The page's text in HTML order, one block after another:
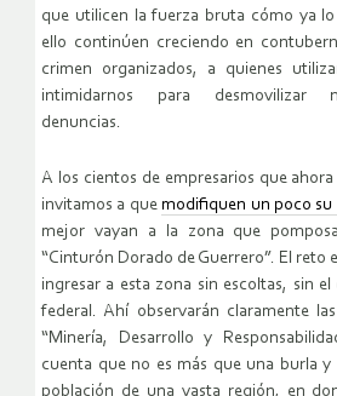
que utilicen la fuerza bruta cómo ya
ello continúen creciendo en
crimen organizados, a quienes
intimidarnos para desmovilizar
denuncias.
A los cientos de empresarios que
invitamos a que modifiquen un poco
mejor vayan a la zona que
“Cinturón Dorado de Guerrero”. El reto
ingresar a esta zona sin escoltas, sin
federal. Ahí observarán claramente
“Minería, Desarrollo y
cuenta que no es más que una burla
población de una vasta región, en